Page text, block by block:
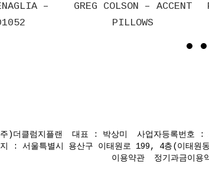
GREG COLSON – ACCENT
PAUL PAGK
)더클럼지플랜 대표 : 박상미 사업자등록번호 :
지 : 서울특별시 용산구 이태원로 199, 4층(이
이용약관
정기과금이용